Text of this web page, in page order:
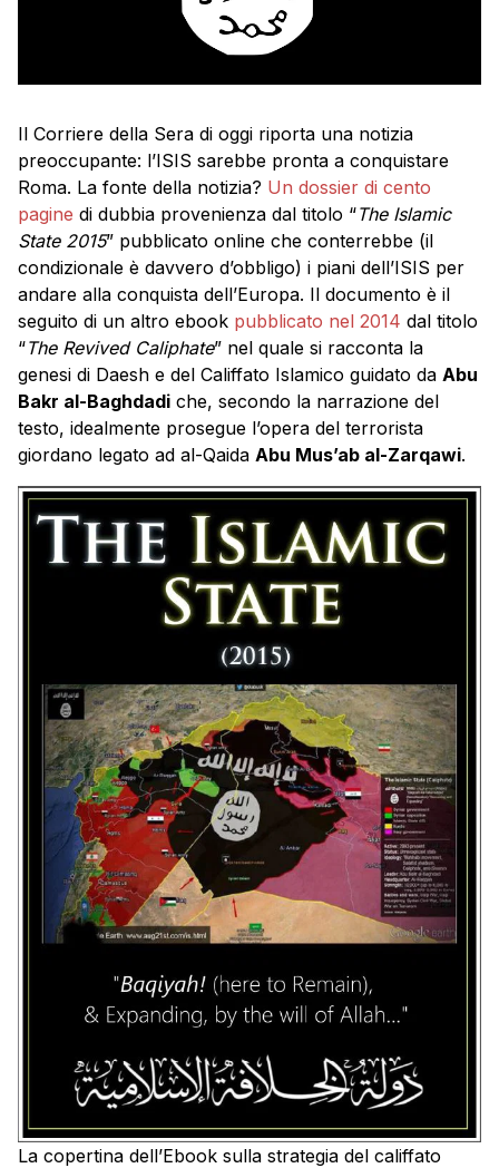
Il Corriere della Sera di oggi riporta una notizia
preoccupante: l’ISIS sarebbe pronta a conquistare
Roma. La fonte della notizia? Un dossier di cento
pagine di dubbia provenienza dal titolo “The Islamic
State 2015” pubblicato online che conterrebbe (il
condizionale è davvero d’obbligo) i piani dell’ISIS per
andare alla conquista dell’Europa. Il documento è il
seguito di un altro ebook pubblicato nel 2014 dal titolo
“The Revived Caliphate” nel quale si racconta la
genesi di Daesh e del Califfato Islamico guidato da Abu
Bakr al-Baghdadi che, secondo la narrazione del
testo, idealmente prosegue l’opera del terrorista
giordano legato ad al-Qaida Abu Mus’ab al-Zarqawi.
La copertina dell’Ebook sulla strategia del califfato